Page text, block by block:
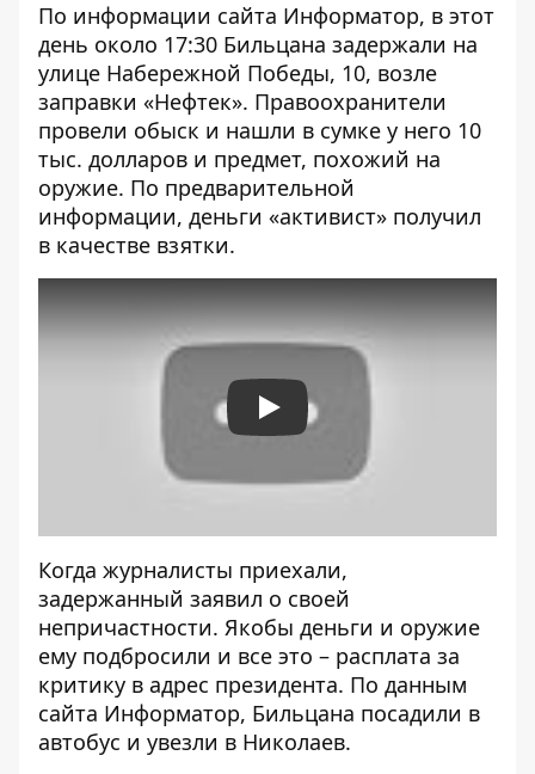
По информации сайта Информатор, в этот
день около 17:30 Бильцана задержали на
улице Набережной Победы, 10, возле
заправки «Нефтек». Правоохранители
провели обыск и нашли в сумке у него 10
тыс. долларов и предмет, похожий на
оружие. По предварительной
информации, деньги «активист» получил
в качестве взятки.
Play
Когда журналисты приехали,
задержанный заявил о своей
непричастности. Якобы деньги и оружие
ему подбросили и все это – расплата за
критику в адрес президента. По данным
сайта Информатор, Бильцана посадили в
автобус и увезли в Николаев.